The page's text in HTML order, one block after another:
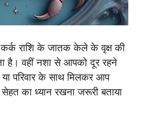
राशि के जातक केले के वृक्ष की
है। वहीं नशा से आपको दूर रहने
परिवार के साथ मिलकर आप
का ध्यान रखना जरूरी बताया